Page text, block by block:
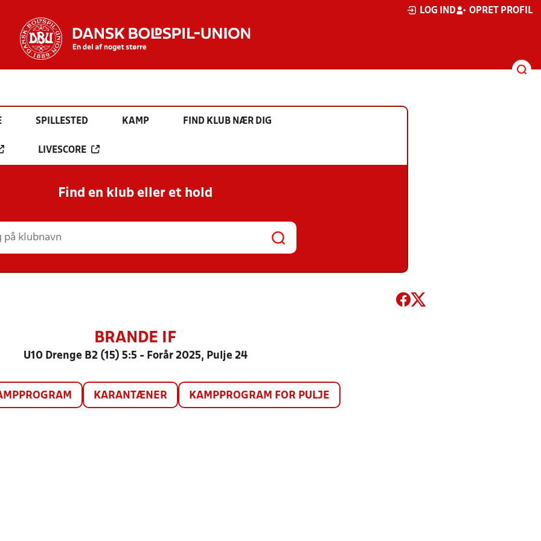
LOG IND OPRET PROFIL
SPILLESTED KAMP FIND KLUB NÆR DIG
LIVESCORE
Find en klub eller et hold
BRANDE IF
U10 Drenge B2 (15) 5:5 - Forår 2025, Pulje 24
KARANTÆNER KAMPPROGRAM FOR PULJE